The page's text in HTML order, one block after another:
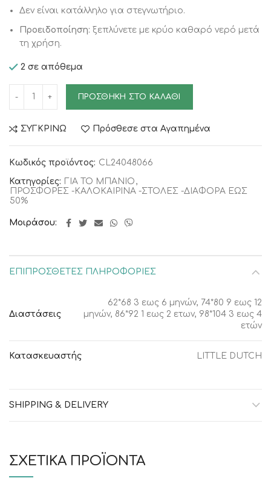
Δεν είναι κατάλληλο για στεγνωτήριο.
Προειδοποίηση: ξεπλύνετε με κρύο καθαρό νερό μετά
τη χρήση.
2 σε απόθεμα
ΠΡΟΣΘΉΚΗ ΣΤΟ ΚΑΛΆΘΙ
ΣΥΓΚΡΙΝΩ Πρόσθεσε στα Αγαπημένα
Κωδικός προϊόντος: CL24048066
Κατηγορίες: ΓΙΑ ΤΟ ΜΠΑΝΙΟ ,
ΠΡΟΣΦΟΡΕΣ -ΚΑΛΟΚΑΙΡΙΝΑ -ΣΤΟΛΕΣ -ΔΙΑΦΟΡΑ ΕΩΣ
50%
Μοιράσου
ΕΠΙΠΡΌΣΘΕΤΕΣ ΠΛΗΡΟΦΟΡΊΕΣ
Διαστάσεις
62*68 3 εως 6 μηνών, 74*80 9 εως 12
μηνών, 86*92 1 εως 2 ετων, 98*104 3 εως 4
ετών
Κατασκευαστής LITTLE DUTCH
SHIPPING & DELIVERY
ΣΧΕΤΙΚΆ ΠΡΟΪΌΝΤΑ